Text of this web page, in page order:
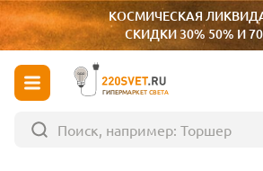
КОСМИЧЕСКАЯ
СКИДКИ 30% 50% И
ГИПЕРМАРКЕТ СВЕТА